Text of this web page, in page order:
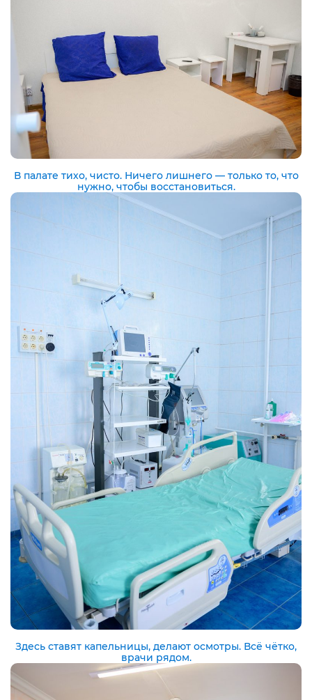
В палате тихо, чисто. Ничего лишнего — только то, что
нужно, чтобы восстановиться.
Здесь ставят капельницы, делают осмотры. Всё чётко,
врачи рядом.